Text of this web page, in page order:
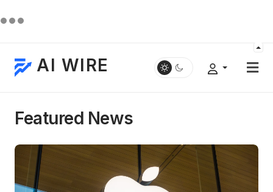
AI WIRE
Featured News